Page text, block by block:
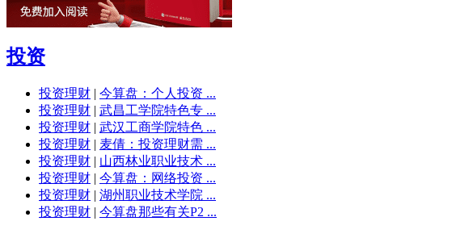
投资
投资理财 | 今算盘：个人投资 ...
投资理财 | 武昌工学院特色专 ...
投资理财 | 武汉工商学院特色 ...
投资理财 | 麦倩：投资理财需 ...
投资理财 | 山西林业职业技术 ...
投资理财 | 今算盘：网络投资 ...
投资理财 | 湖州职业技术学院 ...
投资理财 | 今算盘那些有关P2 ...